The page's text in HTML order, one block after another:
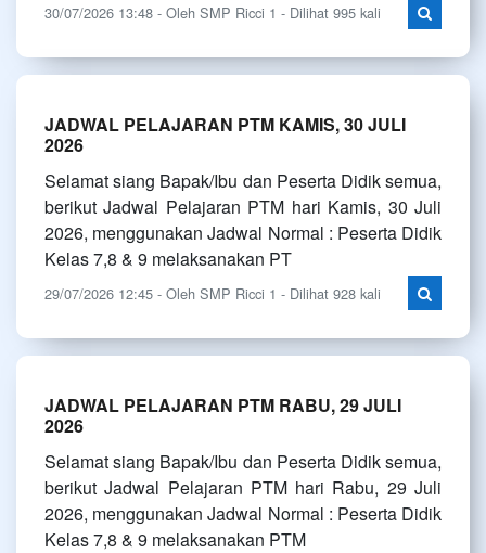
30/07/2026 13:48 - Oleh SMP Ricci 1 - Dilihat 995 kali
JADWAL PELAJARAN PTM KAMIS, 30 JULI
2026
Selamat siang Bapak/Ibu dan Peserta Didik semua,
berikut Jadwal Pelajaran PTM hari Kamis, 30 Juli
2026, menggunakan Jadwal Normal : Peserta Didik
Kelas 7,8 & 9 melaksanakan PT
29/07/2026 12:45 - Oleh SMP Ricci 1 - Dilihat 928 kali
JADWAL PELAJARAN PTM RABU, 29 JULI
2026
Selamat siang Bapak/Ibu dan Peserta Didik semua,
berikut Jadwal Pelajaran PTM hari Rabu, 29 Juli
2026, menggunakan Jadwal Normal : Peserta Didik
Kelas 7,8 & 9 melaksanakan PTM